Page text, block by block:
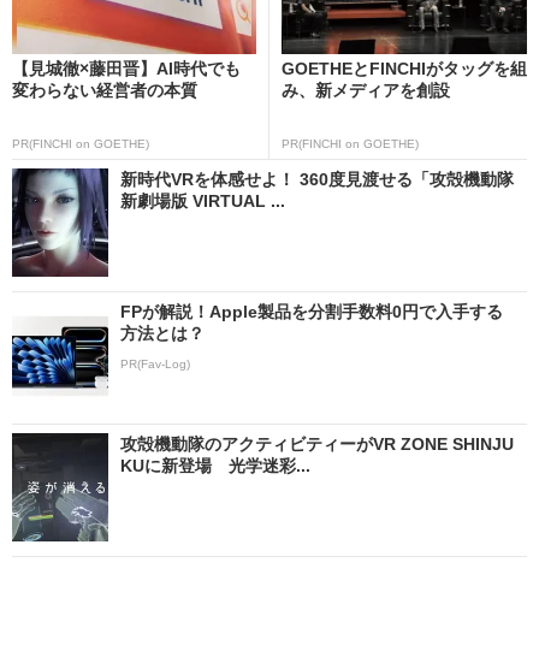
【見城徹×藤田晋】AI時代でも
変わらない経営者の本質
PR(FINCHI on GOETHE)
GOETHEとFINCHIがタッグを組
み、新メディアを創設
PR(FINCHI on GOETHE)
新時代VRを体感せよ！ 360度見渡せる「攻殻機動隊
新劇場版 VIRTUAL ...
FPが解説！Apple製品を分割手数料0円で入手する
方法とは？
PR(Fav-Log)
攻殻機動隊のアクティビティーがVR ZONE SHINJU
KUに新登場 光学迷彩...